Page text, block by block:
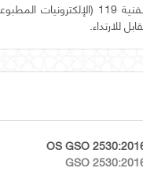
التقييس في اللجنة
للارتداء.
OS GSO
GSO